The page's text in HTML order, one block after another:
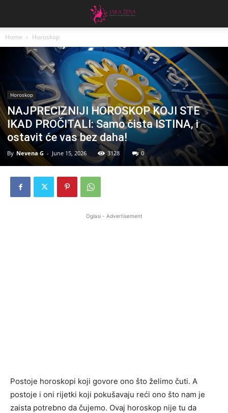
Home Horoskop
Horoskop
NAJPRECIZNIJI HOROSKOP KOJI STE
IKAD PROČITALI: Samo čista ISTINA, i
ostavit će vas bez daha!
By Nevena G - June 15, 2026 3128 0
Oglasi - Advertisement
Postoje horoskopi koji govore ono što želimo čuti. A
postoje i oni rijetki koji pokušavaju reći ono što nam je
zaista potrebno da čujemo. Ovaj horoskop nije tu da